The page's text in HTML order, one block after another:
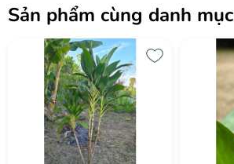
Sản phẩm cùng danh mục